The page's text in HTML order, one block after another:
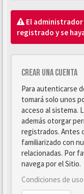
El
registrado y se
Crear una cuenta
Para autenticarse
tomará solo unos
acceso al sistema.
además otorgar
registrados. Antes
familiarizado con
relacionadas. Por
navega por el Sitio.
Condiciones de uso